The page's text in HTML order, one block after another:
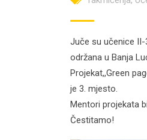
Juče su učenice
održana u Banja
Projekat,,Green
je 3. mjesto.
Mentori projekata
Čestitamo!